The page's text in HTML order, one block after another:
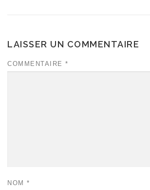
LAISSER UN COMMENTAIRE
COMMENTAIRE *
NOM *